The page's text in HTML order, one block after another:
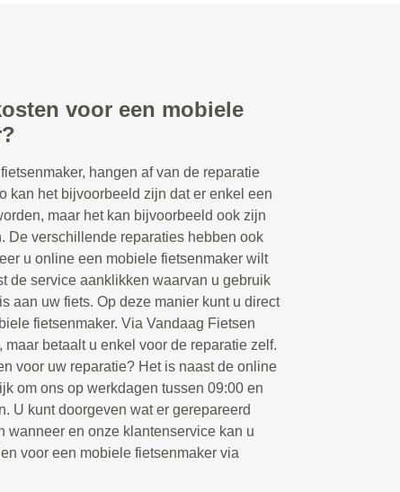
voor een mobiele
hangen af van de reparatie
kan het bijvoorbeeld zijn dat er enkel een
maar het kan bijvoorbeeld ook zijn
De verschillende reparaties hebben ook
u online een mobiele fietsenmaker wilt
de service aanklikken waarvan u gebruik
aan uw fiets. Op deze manier kunt u direct
fietsenmaker. Via Vandaag Fietsen
betaalt u enkel voor de reparatie zelf.
voor uw reparatie? Het is naast de online
om ons op werkdagen tussen 09:00 en
U kunt doorgeven wat er gerepareerd
wanneer en onze klantenservice kan u
voor een mobiele fietsenmaker via